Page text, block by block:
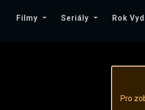
Filmy Seriály Rok
Pro